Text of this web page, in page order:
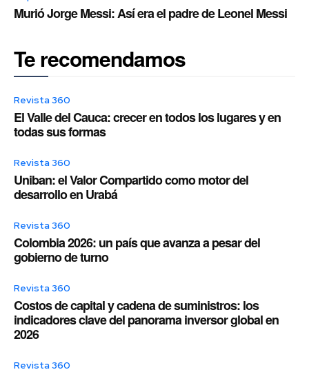
Murió Jorge Messi: Así era el padre de Leonel Messi
Te recomendamos
Revista 360
El Valle del Cauca: crecer en todos los lugares y en
todas sus formas
Revista 360
Uniban: el Valor Compartido como motor del
desarrollo en Urabá
Revista 360
Colombia 2026: un país que avanza a pesar del
gobierno de turno
Revista 360
Costos de capital y cadena de suministros: los
indicadores clave del panorama inversor global en
2026
Revista 360